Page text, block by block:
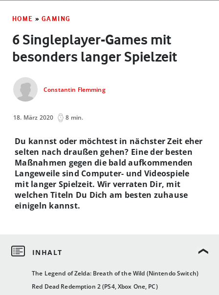
HOME » GAMING
6 Singleplayer-Games mit
besonders langer Spielzeit
Constantin Flemming
18. März 2020 8 min.
The Legend of Zelda: Breath of the Wild (Nintendo Switch)
Red Dead Redemption 2 (PS4, Xbox One, PC)
Du kannst oder möchtest in nächster Zeit eher
selten nach draußen gehen? Eine der besten
Maßnahmen gegen die bald aufkommenden
Langeweile sind Computer- und Videospiele
mit langer Spielzeit. Wir verraten Dir, mit
welchen Titeln Du Dich am besten zuhause
einigeln kannst.